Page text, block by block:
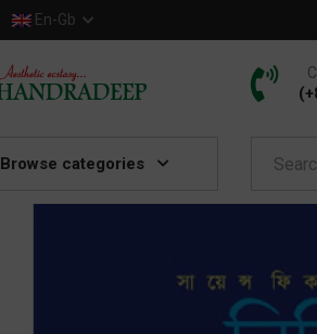
En-Gb
Browse categories